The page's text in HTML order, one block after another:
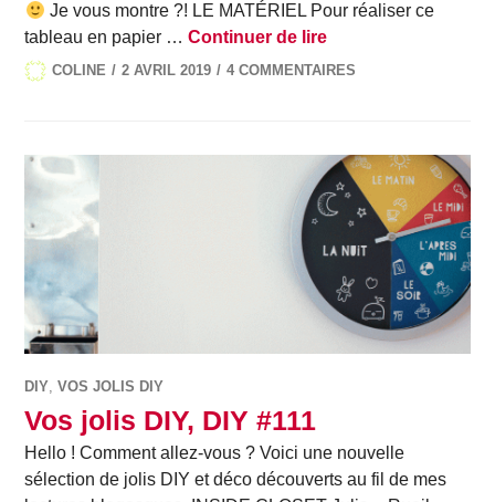
Je vous montre ?! LE MATÉRIEL Pour réaliser ce
tableau en papier …Continuer de lireMon tableau en
COLINE 2 AVRIL 2019 4 COMMENTAIRES
DIY,VOS JOLIS DIY
Vos jolis DIY, DIY #111
Hello ! Comment allez-vous ? Voici une nouvelle
sélection de jolis DIY et déco découverts au fil de mes